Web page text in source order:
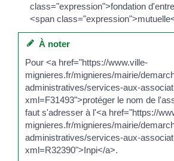
class="expression">fondation
<span
À noter
Pour <a href="https://www.ville-
mignieres.fr/mignieres/mairie/
administratives/services-aux-
xml=F31493">protéger le nom de
faut s'adresser à l'<a href="https://
mignieres.fr/mignieres/mairie/
administratives/services-aux-
xml=R32390">Inpi</a>.